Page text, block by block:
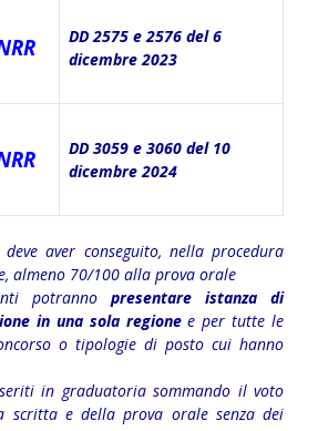
DD 2575 e 2576 del 6
dicembre 2023
DD 3059 e 3060 del 10
dicembre 2024
deve aver conseguito, nella procedura
almeno 70/100 alla prova orale
potranno presentare istanza di
in una sola regionee per tutte le
o tipologie di posto cui hanno
in graduatoria sommando il voto
scritta e della prova orale senza dei